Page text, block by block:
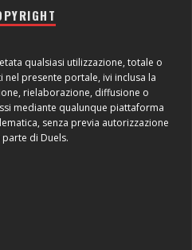
qualsiasi utilizzazione, totale o
presente portale, ivi inclusa la
rielaborazione, diffusione o
mediante qualunque piattaforma
senza previa autorizzazione
di Duels.